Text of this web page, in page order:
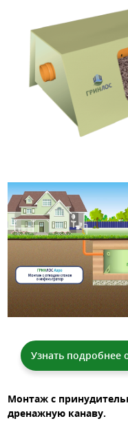
Узнать подробнее
Монтаж с
дренажную канаву.